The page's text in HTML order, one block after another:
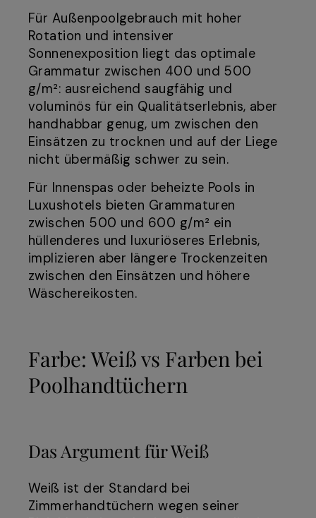
Für Außenpoolgebrauch mit hoher
Rotation und intensiver
Sonnenexposition liegt das optimale
Grammatur zwischen 400 und 500
g/m²: ausreichend saugfähig und
voluminös für ein Qualitätserlebnis, aber
handhabbar genug, um zwischen den
Einsätzen zu trocknen und auf der Liege
nicht übermäßig schwer zu sein.
Für Innenspas oder beheizte Pools in
Luxushotels bieten Grammaturen
zwischen 500 und 600 g/m² ein
hüllenderes und luxuriöseres Erlebnis,
implizieren aber längere Trockenzeiten
zwischen den Einsätzen und höhere
Wäschereikosten.
Farbe: Weiß vs Farben bei
Poolhandtüchern
Das Argument für Weiß
Weiß ist der Standard bei
Zimmerhandtüchern wegen seiner